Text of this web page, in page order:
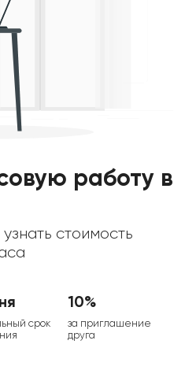
работу в
стоимость
срок
10%
за приглашение
друга